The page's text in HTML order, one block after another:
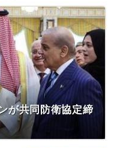
が共同防衛協定締